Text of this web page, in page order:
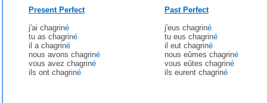
Present Perfect
j'ai chagriné
tu as chagriné
il a chagriné
nous avons chagriné
vous avez chagriné
ils ont chagriné
Past Perfect
j'eus chagriné
tu eus chagriné
il eut chagriné
nous eûmes chagriné
vous eûtes chagriné
ils eurent chagriné